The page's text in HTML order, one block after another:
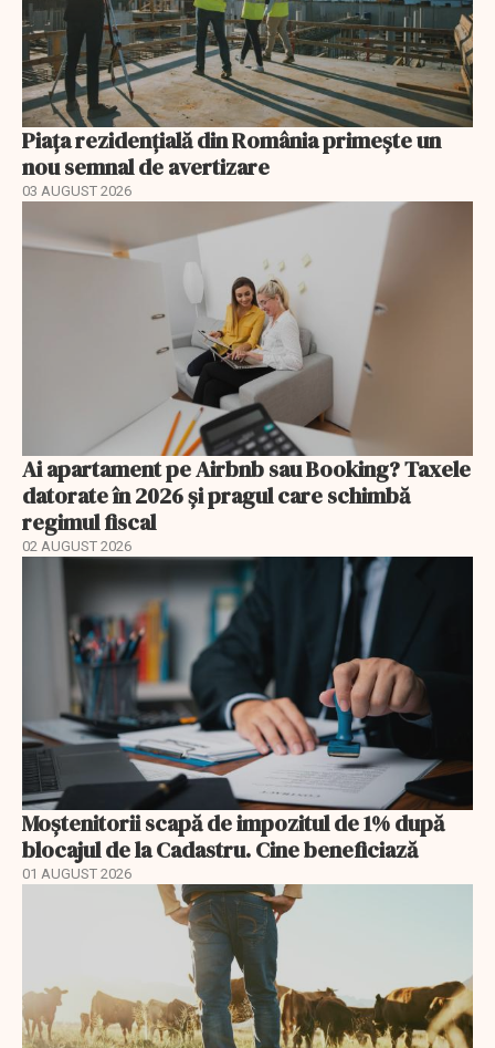
Piața rezidențială din România primește un
nou semnal de avertizare
03 AUGUST 2026
Ai apartament pe Airbnb sau Booking? Taxele
datorate în 2026 și pragul care schimbă
regimul fiscal
02 AUGUST 2026
Moștenitorii scapă de impozitul de 1% după
blocajul de la Cadastru. Cine beneficiază
01 AUGUST 2026